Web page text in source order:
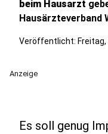
beim Hausarzt
Hausärzteverband
Veröffentlicht:
Anzeige
Es soll genug